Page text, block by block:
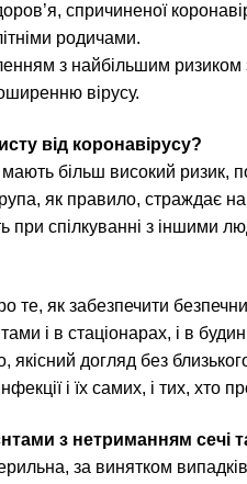
спричиненої
родичами.
з найбільшим
вірусу.
від коронавірусу?
більш високий ризик,
як правило, страждає на
спілкуванні з іншими
як забезпечити
і в стаціонарах, і в
якісний догляд без
і їх самих, і тих, хто
з нетриманням сечі
за винятком